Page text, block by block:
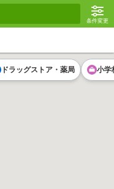
条件変更
ドラッグストア・薬局 小学